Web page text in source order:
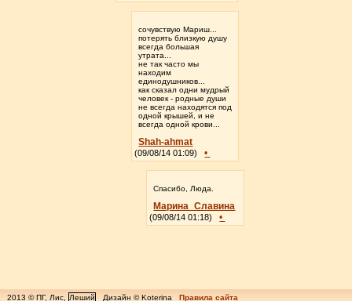
сочувствую Мариш...
потерять близкую душу
всегда большая
утрата...
не так часто мы
находим
единодушников...
как сказал одни мудрый
человек - родные души
не всегда находятся под
одной крышей, и не
всегда одной крови...
Shah-ahmat
(09/08/14 01:09) •
Спасибо, Люда.
Марина_Славина
(09/08/14 01:18) •
2013 © ПГ, Лис, Леший Дизайн © Koterina
Правила сайта